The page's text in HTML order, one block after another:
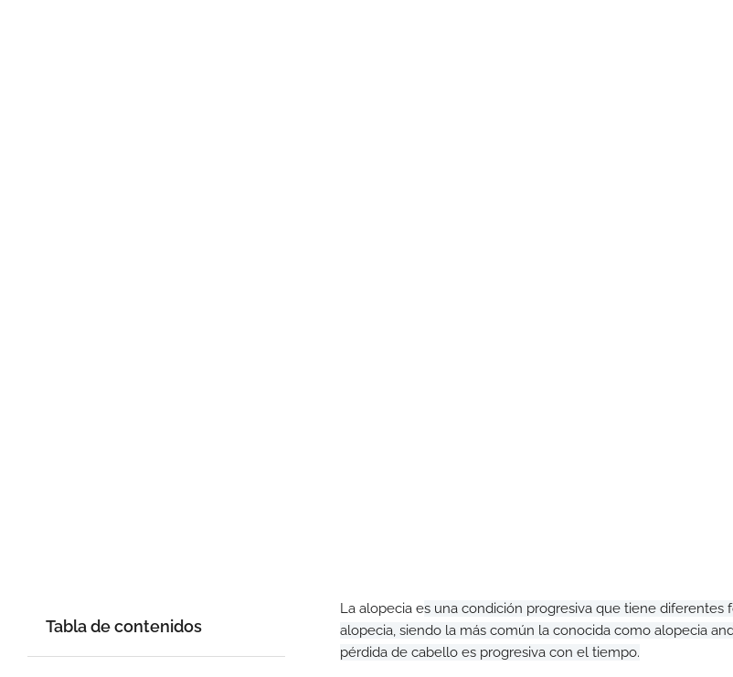
Tabla de contenidos
La alopecia es una condición progresiva que tiene diferentes
alopecia, siendo la más común la conocida como alopecia
pérdida de cabello es progresiva con el tiempo.